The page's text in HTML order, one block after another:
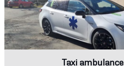
Taxi ambulance